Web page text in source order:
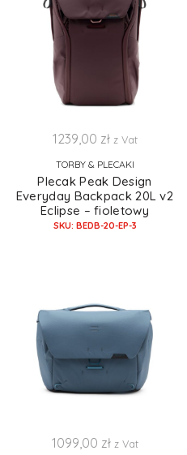
1239,00 zł z Vat
TORBY & PLECAKI
Plecak Peak Design
Everyday Backpack 20L v2
Eclipse – fioletowy
SKU: BEDB-20-EP-3
1099,00 zł z Vat